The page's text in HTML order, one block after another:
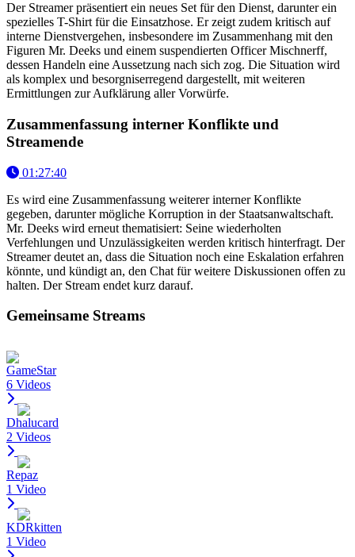
Der Streamer präsentiert ein neues Set für den Dienst, darunter ein
spezielles T-Shirt für die Einsatzhose. Er zeigt zudem kritisch auf
interne Dienstvergehen, insbesondere im Zusammenhang mit den
Figuren Mr. Deeks und einem suspendierten Officer Mischnerff,
dessen Handeln eine Aussetzung nach sich zog. Die Situation wird
als komplex und besorgniserregend dargestellt, mit weiteren
Ermittlungen zur Aufklärung aller Vorwürfe.
Zusammenfassung interner Konflikte und
Streamende
01:27:40
Es wird eine Zusammenfassung weiterer interner Konflikte
gegeben, darunter mögliche Korruption in der Staatsanwaltschaft.
Mr. Deeks wird erneut thematisiert: Seine wiederholten
Verfehlungen und Unzulässigkeiten werden kritisch hinterfragt. Der
Streamer deutet an, dass die Situation noch eine Eskalation erfahren
könnte, und kündigt an, den Chat für weitere Diskussionen offen zu
halten. Der Stream endet kurz darauf.
Gemeinsame Streams
GameStar
6 Videos
Dhalucard
2 Videos
Repaz
1 Video
KDRkitten
1 Video